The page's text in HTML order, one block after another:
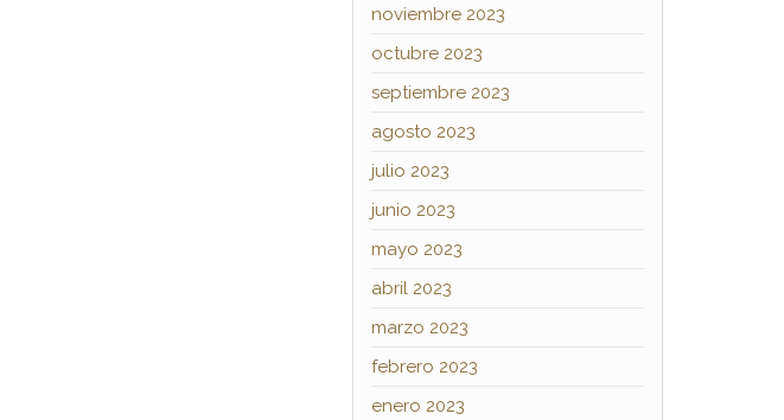
noviembre 2023
octubre 2023
septiembre 2023
agosto 2023
julio 2023
junio 2023
mayo 2023
abril 2023
marzo 2023
febrero 2023
enero 2023